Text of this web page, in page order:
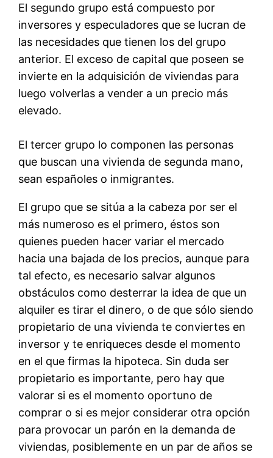
El segundo grupo está compuesto por
inversores y especuladores que se lucran de
las necesidades que tienen los del grupo
anterior. El exceso de capital que poseen se
invierte en la adquisición de viviendas para
luego volverlas a vender a un precio más
elevado.
El tercer grupo lo componen las personas
que buscan una vivienda de segunda mano,
sean españoles o inmigrantes.
El grupo que se sitúa a la cabeza por ser el
más numeroso es el primero, éstos son
quienes pueden hacer variar el mercado
hacia una bajada de los precios, aunque para
tal efecto, es necesario salvar algunos
obstáculos como desterrar la idea de que un
alquiler es tirar el dinero, o de que sólo siendo
propietario de una vivienda te conviertes en
inversor y te enriqueces desde el momento
en el que firmas la hipoteca. Sin duda ser
propietario es importante, pero hay que
valorar si es el momento oportuno de
comprar o si es mejor considerar otra opción
para provocar un parón en la demanda de
viviendas, posiblemente en un par de años se